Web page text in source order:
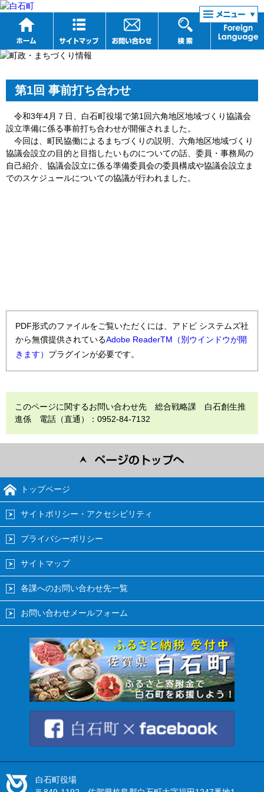
リンク集
第1回 事前打ち合わせ
令和3年4月７日、白石町役場で第1回六角地区地域づくり協議会
設立準備に係る事前打ち合わせが開催されました。
今回は、町民協働によるまちづくりの説明、六角地区地域づくり
協議会設立の目的と目指したいものについての話、委員・事務局の
自己紹介、協議会設立に係る準備委員会の委員構成や協議会設立ま
でのスケジュールについての協議が行われました。
PDF形式のファイルをご覧いただくには、アドビ システムズ社
から無償提供されているAdobe ReaderTM（別ウインドウが開
きます） プラグインが必要です。
このページに関するお問い合わせ先 総合戦略課 白石創生推
進係 電話（直通）：0952-84-7132
トップページ
サイトポリシー・アクセシビリティ
プライバシーポリシー
サイトマップ
各課へのお問い合わせ先一覧
お問い合わせメールフォーム
白石町役場